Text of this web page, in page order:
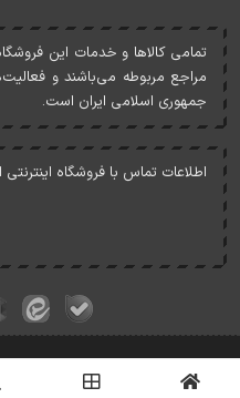
تمامی کالاها و خدمات اين
مراجع مربوطه می‌باشند و
جمهوری اسلامی ايران است.
اطلاعات تماس با فروشگاه اینترنتی
کلیه حقوق این وبسایت